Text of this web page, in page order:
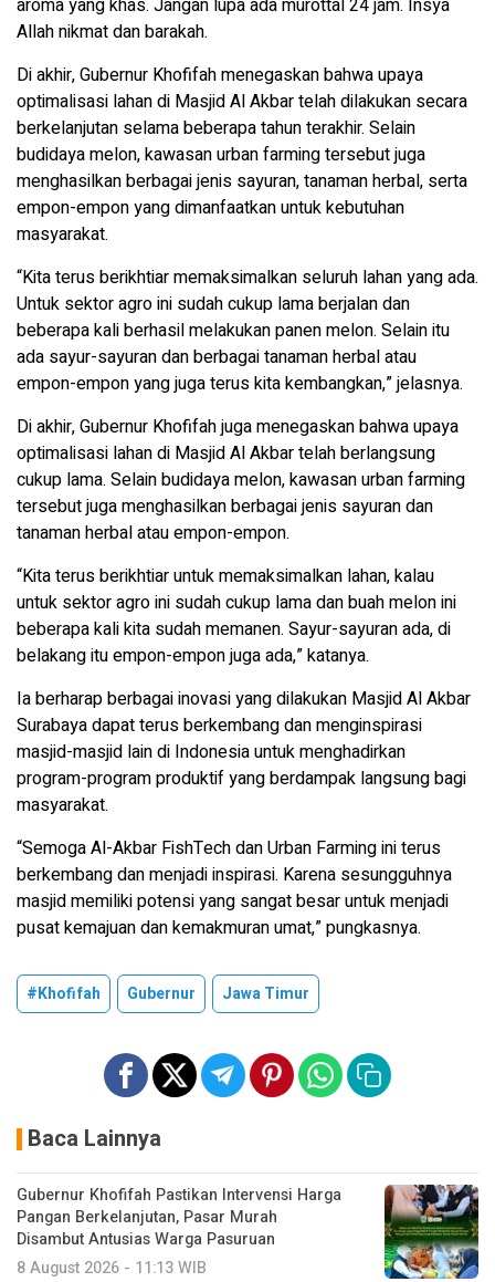
aroma yang khas. Jangan lupa ada murottal 24 jam. Insya
Allah nikmat dan barakah.
Di akhir, Gubernur Khofifah menegaskan bahwa upaya
optimalisasi lahan di Masjid Al Akbar telah dilakukan secara
berkelanjutan selama beberapa tahun terakhir. Selain
budidaya melon, kawasan urban farming tersebut juga
menghasilkan berbagai jenis sayuran, tanaman herbal, serta
empon-empon yang dimanfaatkan untuk kebutuhan
masyarakat.
“Kita terus berikhtiar memaksimalkan seluruh lahan yang ada.
Untuk sektor agro ini sudah cukup lama berjalan dan
beberapa kali berhasil melakukan panen melon. Selain itu
ada sayur-sayuran dan berbagai tanaman herbal atau
empon-empon yang juga terus kita kembangkan,” jelasnya.
Di akhir, Gubernur Khofifah juga menegaskan bahwa upaya
optimalisasi lahan di Masjid Al Akbar telah berlangsung
cukup lama. Selain budidaya melon, kawasan urban farming
tersebut juga menghasilkan berbagai jenis sayuran dan
tanaman herbal atau empon-empon.
“Kita terus berikhtiar untuk memaksimalkan lahan, kalau
untuk sektor agro ini sudah cukup lama dan buah melon ini
beberapa kali kita sudah memanen. Sayur-sayuran ada, di
belakang itu empon-empon juga ada,” katanya.
Ia berharap berbagai inovasi yang dilakukan Masjid Al Akbar
Surabaya dapat terus berkembang dan menginspirasi
masjid-masjid lain di Indonesia untuk menghadirkan
program-program produktif yang berdampak langsung bagi
masyarakat.
“Semoga Al-Akbar FishTech dan Urban Farming ini terus
berkembang dan menjadi inspirasi. Karena sesungguhnya
masjid memiliki potensi yang sangat besar untuk menjadi
pusat kemajuan dan kemakmuran umat,” pungkasnya.
#Khofifah Gubernur Jawa Timur
Baca Lainnya
Gubernur Khofifah Pastikan Intervensi Harga
Pangan Berkelanjutan, Pasar Murah
Disambut Antusias Warga Pasuruan
8 August 2026 - 11:13 WIB